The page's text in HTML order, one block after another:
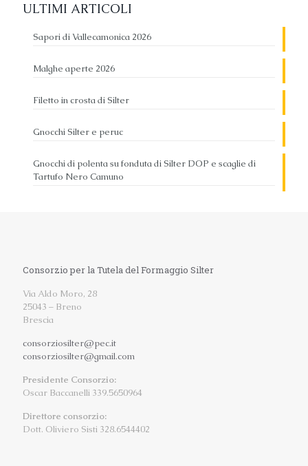
ULTIMI ARTICOLI
Sapori di Vallecamonica 2026
Malghe aperte 2026
Filetto in crosta di Silter
Gnocchi Silter e peruc
Gnocchi di polenta su fonduta di Silter DOP e scaglie di
Tartufo Nero Camuno
Consorzio per la Tutela del Formaggio Silter
Via Aldo Moro, 28
25043 – Breno
Brescia
consorziosilter@pec.it
consorziosilter@gmail.com
Presidente Consorzio:
Oscar Baccanelli 339.5650964
Direttore consorzio:
Dott. Oliviero Sisti 328.6544402